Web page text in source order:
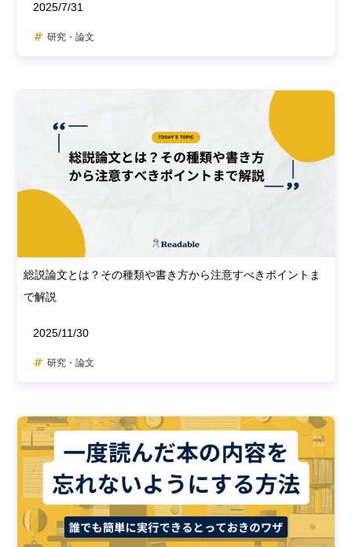
2025/7/31
研究・論文
総説論文とは？その種類や書き方から注意すべきポイントま
で解説
2025/11/30
研究・論文